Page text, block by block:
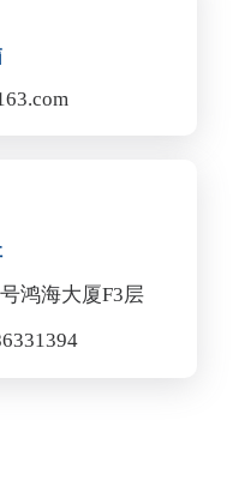
鸿海大厦F3层